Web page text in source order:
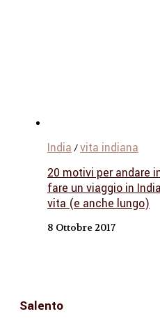
India /vita indiana
20 motivi per andare
fare un viaggio in
vita (e anche lungo)
8 Ottobre 2017
Salento